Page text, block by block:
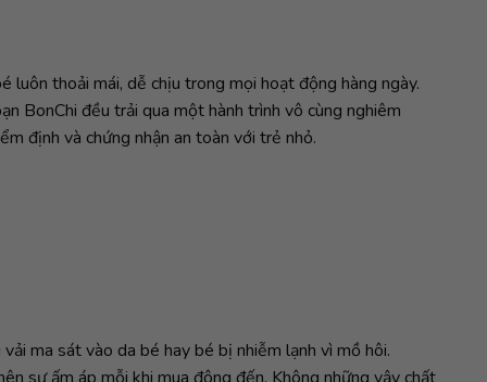
thoải mái, dễ chịu trong mọi hoạt động hàng ngày.
BonChi đều trải qua một hành trình vô cùng nghiêm
định và chứng nhận an toàn với trẻ nhỏ.
ma sát vào da bé hay bé bị nhiễm lạnh vì mồ hôi.
sự ấm áp mỗi khi mua đông đến. Không những vậy chất